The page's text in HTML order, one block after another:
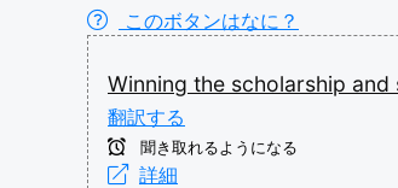
このボタンはなに？
Winning the scholarship and
翻訳する
聞き取れるようになる
詳細